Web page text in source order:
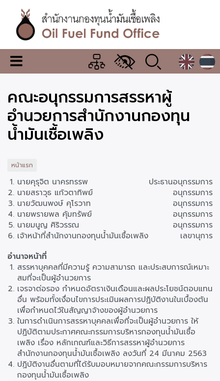
เนื้อหา
หลักสำนักงาน
กองทุน
น้ำมัน
เชื้อ
เพลิง
เมนู
เปลี่ยน
แสดง
ผล
คณะอนุกรรมการสรรหาผู้
อำนวยการสำนักงานกองทุน
น้ำมันเชื้อเพลิง
หน้าแรก
นายคุรุจิต นาครทรรพ
ประธานอนุกรรมการ
นายสราวุธ แก้วตาทิพย์
อนุกรรมการ
นายวัฒนพงษ์ คุโรวาท
อนุกรรมการ
นายพรายพล คุ้มทรัพย์
อนุกรรมการ
นายมนูญ ศิริวรรณ
อนุกรรมการ
เจ้าหน้าที่สำนักงานกองทุนน้ำมันเชื้อเพลิง
เลขานุการ
อำนาจหน้าที่
สรรหาบุคคลที่มีความรู้ ความสามารถ และประสบการณ์เหมาะ
สมที่จะเป็นผู้อำนวยการ
เจรจาต่อรอง กำหนดอัตราเงินเดือนและผลประโยชน์ตอบแทน
อื่น พร้อมทั้งเงื่อนไขการประเมินผลการปฏิบัติงานในเบื้องต้น
เพื่อกำหนดไว้ในสัญญาจ้างของผู้อำนวยการ
ในการดำเนินการสรรหาบุคคลเพื่อที่จะเป็นผู้อำนวยการ ให้
ปฏิบัติตามประกาศคณะกรรมการบริหารกองทุนน้ำมันเชื้อ
เพลิง เรื่อง หลักเกณฑ์และวิธีการสรรหาผู้อำนวยการ
สำนักงานกองทุนน้ำมันเชื้อเพลิง ลงวันที่ 24 มีนาคม 2563
ปฏิบ้ติงานอื่นตามที่ได้รับมอบหมายจากคณะกรรมการบริหาร
กองทุนน้ำมันเชื้อเพลิง